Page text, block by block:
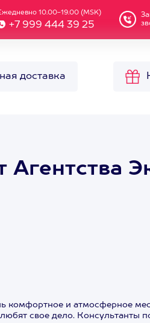
10.00-19.00 (MSK)
+7 999 444 39 25
доставка
Агентства
комфортное и атмосферное
свое дело. Консультанты